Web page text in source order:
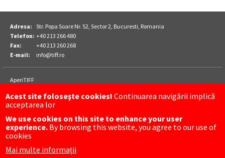
Adresa: Str. Popa Soare Nr. 52, Sector 2, Bucuresti, Romania
Telefon: +40 213 266 480
Fax:
+40 213 260 268
E-mail:
info@tiff.ro
Footer
AperiTIFF
TIFF Sibiu
Luna Plina
FOLLOW US ON
Acest site foloseşte cookies!Continuarea navigării implică
acceptarea lor
We use cookies on this site to enhance your user
experience. By browsing this website, you agree to our use of
cookies
Mai multe informații